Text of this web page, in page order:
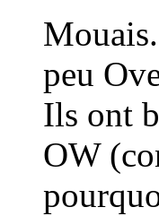
peu
Ils ont
OW